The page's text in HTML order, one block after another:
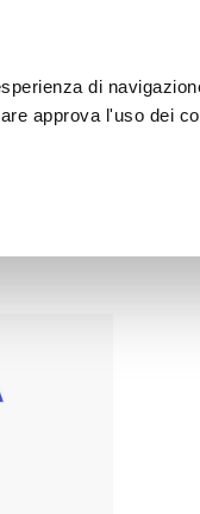
di
approva l'uso dei